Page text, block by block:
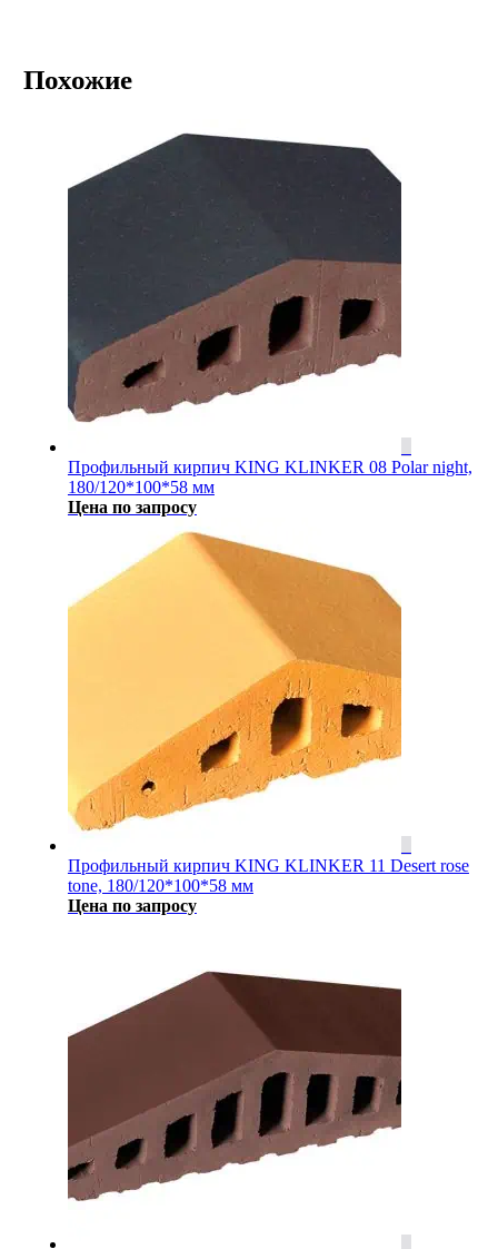
Похожие
Профильный кирпич KING KLINKER 08 Polar night,
180/120*100*58 мм
Цена по запросу
Профильный кирпич KING KLINKER 11 Desert rose
tone, 180/120*100*58 мм
Цена по запросу